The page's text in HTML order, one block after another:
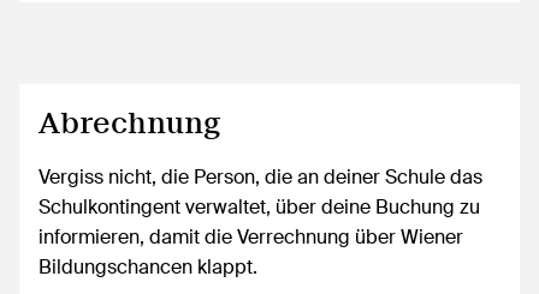
Abrechnung
Vergiss nicht, die Person, die an deiner Schule das
Schulkontingent verwaltet, über deine Buchung zu
informieren, damit die Verrechnung über Wiener
Bildungschancen klappt.